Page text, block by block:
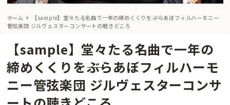
ホーム
【sample】堂々たる名曲で一年の締めくくりを――ぶらあぼフィルハーモニー
管弦楽団 ジルヴェスターコンサートの聴きどころ
【sample】堂々たる名曲で一年の
締めくくりを――ぶらあぼフィルハーモ
ニー管弦楽団 ジルヴェスターコンサ